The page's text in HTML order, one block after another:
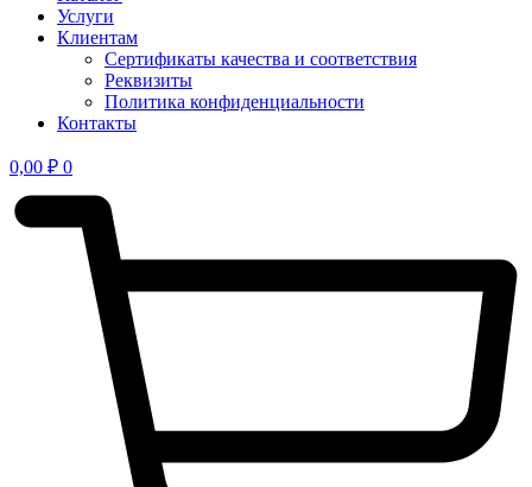
Услуги
Клиентам
Сертификаты качества и соответствия
Реквизиты
Политика конфиден­циальности
Контакты
0,00 ₽ 0